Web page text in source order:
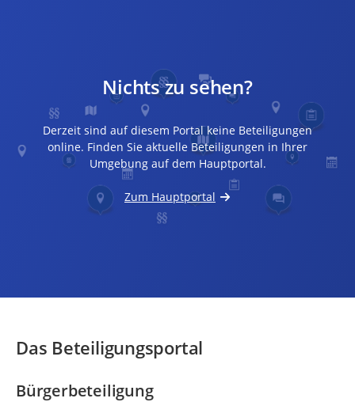
Nichts zu sehen?
Derzeit sind auf diesem Portal keine Beteiligungen
online. Finden Sie aktuelle Beteiligungen in Ihrer
Umgebung auf dem Hauptportal.
Zum Hauptportal
Das Beteiligungsportal
Bürgerbeteiligung